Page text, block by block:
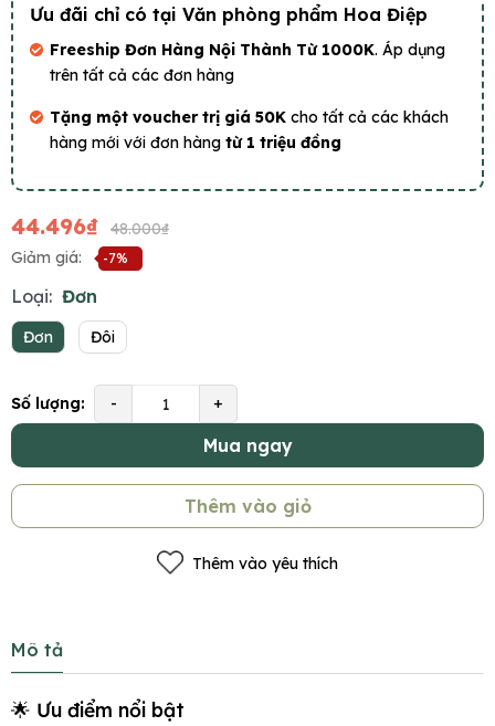
Ưu đãi chỉ có tại Văn phòng phẩm Hoa Điệp
Freeship Đơn Hàng Nội Thành Từ 1000K. Áp dụng
trên tất cả các đơn hàng
Tặng một voucher trị giá 50K cho tất cả các khách
hàng mới với đơn hàng từ 1 triệu đồng
44.496₫
48.000₫
Giảm giá:
-7%
Loại: Đơn
Đơn Đôi
Số lượng: - +
Mua ngay
Thêm vào giỏ
Thêm vào yêu thích
Mô tả
🌟 Ưu điểm nổi bật